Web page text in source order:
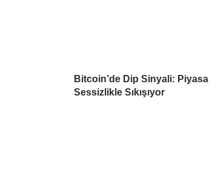
Bitcoin’de Dip Sinyali: Piyasa
Sessizlikle Sıkışıyor